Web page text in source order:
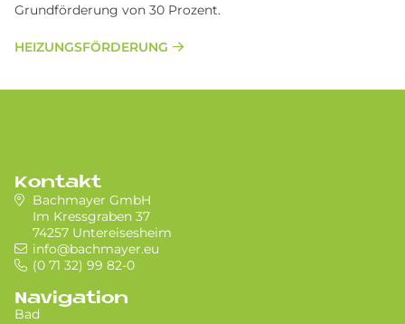
Grundförderung von 30 Prozent.
HEIZUNGSFÖRDERUNG
Kontakt
Bachmayer GmbH
Im Kressgraben 37
74257 Untereisesheim
info@bachmayer.eu
(0 71 32) 99 82-0
Navigation
Bad